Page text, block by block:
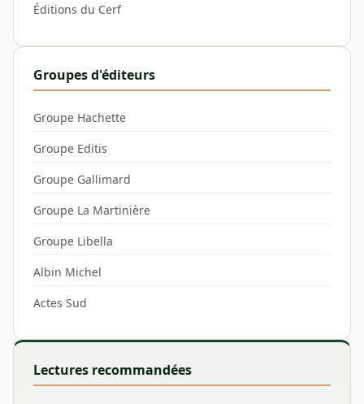
Éditions du Cerf
Groupes d'éditeurs
Groupe Hachette
Groupe Editis
Groupe Gallimard
Groupe La Martinière
Groupe Libella
Albin Michel
Actes Sud
Lectures recommandées